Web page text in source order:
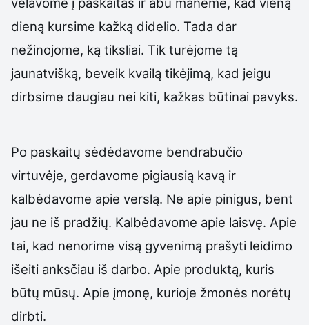
dieną kursime kažką didelio. Tada dar
nežinojome, ką tiksliai. Tik turėjome tą
jaunatvišką, beveik kvailą tikėjimą, kad jeigu
dirbsime daugiau nei kiti, kažkas būtinai pavyks.
Po paskaitų sėdėdavome bendrabučio
virtuvėje, gerdavome pigiausią kavą ir
kalbėdavome apie verslą. Ne apie pinigus, bent
jau ne iš pradžių. Kalbėdavome apie laisvę. Apie
tai, kad nenorime visą gyvenimą prašyti leidimo
išeiti anksčiau iš darbo. Apie produktą, kuris
būtų mūsų. Apie įmonę, kurioje žmonės norėtų
dirbti.